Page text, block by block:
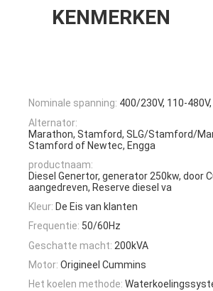
KENMERKEN
Nominale spanning: 400/230V, 110-
Alternator:
Marathon, Stamford, SLG/Stamford/
Stamford of Newtec, Engga
productnaam:
Diesel Genertor, generator 250kw, door
aangedreven, Reserve diesel va
Kleur: De Eis van klanten
Frequentie: 50/60Hz
Geschatte macht: 200kVA
Motor: Origineel Cummins
Het koelen methode: